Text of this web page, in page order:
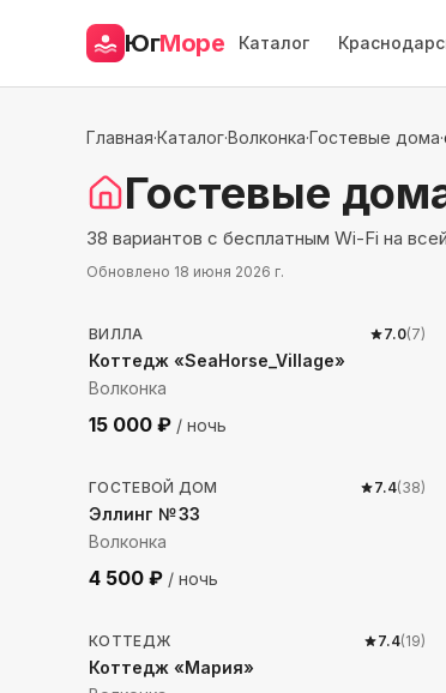
ЮгМоре Каталог
Главная·Каталог·Волконка·Гостевые дома·
Гостевые
38 вариантов с бесплатным Wi-Fi на
Обновлено 18 июня 2026 г.
144м до моря
ВИЛЛА 7.0(7)
Коттедж «SeaHorse_Village»
Волконка
15 000 ₽ / ночь
63м до моря
ГОСТЕВОЙ ДОМ 7.4(38)
Эллинг № 33
Волконка
4 500 ₽ / ночь
1274 м до моря
КОТТЕДЖ 7.4(19)
Коттедж «Мария»